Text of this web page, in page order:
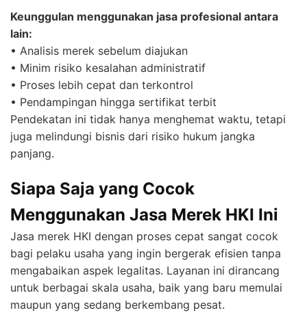
Keunggulan menggunakan jasa profesional antara
lain:
• Analisis merek sebelum diajukan
• Minim risiko kesalahan administratif
• Proses lebih cepat dan terkontrol
• Pendampingan hingga sertifikat terbit
Pendekatan ini tidak hanya menghemat waktu, tetapi
juga melindungi bisnis dari risiko hukum jangka
panjang.
Siapa Saja yang Cocok
Menggunakan Jasa Merek HKI Ini
Jasa merek HKI dengan proses cepat sangat cocok
bagi pelaku usaha yang ingin bergerak efisien tanpa
mengabaikan aspek legalitas. Layanan ini dirancang
untuk berbagai skala usaha, baik yang baru memulai
maupun yang sedang berkembang pesat.